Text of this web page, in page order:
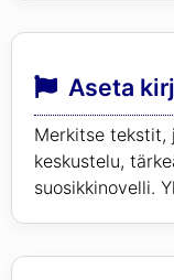
Aseta
Merkitse tekstit,
keskustelu,
suosikkinovelli.